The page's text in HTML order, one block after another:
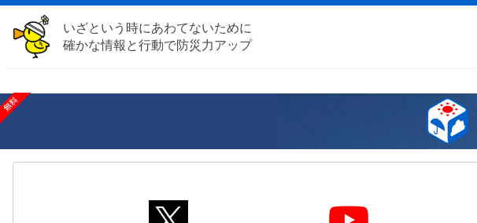
いざという時にあわてないために
確かな情報と行動で防災力アップ